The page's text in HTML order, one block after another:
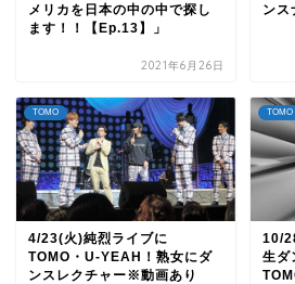
メリカを日本の中の中で探し
ます！！【Ep.13】」
2021年6月26日
ンス
TOMO
4/23(火)純烈ライブに
TOMO・U-YEAH！熟女にダ
ンスレクチャー※動画あり
TOMO
10/
生ダ